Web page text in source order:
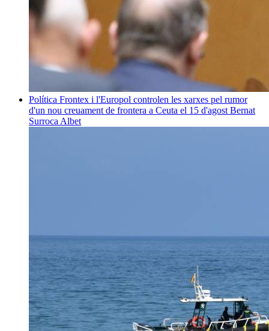
Política Frontex i l'Europol controlen les xarxes pel rumor
d'un nou creuament de frontera a Ceuta el 15 d'agost Bernat
Surroca Albet